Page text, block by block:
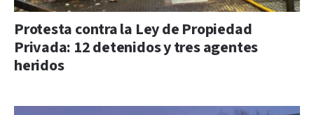
Protesta contra la Ley de Propiedad
Privada: 12 detenidos y tres agentes
heridos